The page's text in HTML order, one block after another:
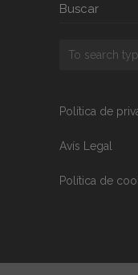
Buscar
Política de
Avís Legal
Política de